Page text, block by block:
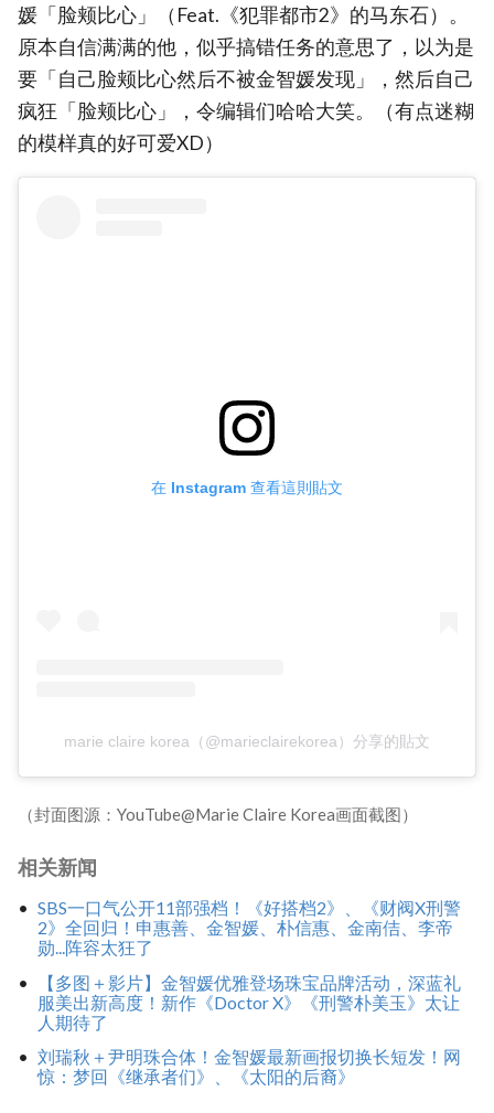
媛「脸颊比心」（Feat.《犯罪都市2》的马东石）。
原本自信满满的他，似乎搞错任务的意思了，以为是
要「自己脸颊比心然后不被金智媛发现」，然后自己
疯狂「脸颊比心」，令编辑们哈哈大笑。（有点迷糊
的模样真的好可爱XD）
在 Instagram 查看這則貼文
marie claire korea（@marieclairekorea）分享的貼文
（封面图源：YouTube@Marie Claire Korea画面截图）
相关新闻
SBS一口气公开11部强档！《好搭档2》、《财阀X刑警
2》全回归！申惠善、金智媛、朴信惠、金南佶、李帝
勋...阵容太狂了
【多图＋影片】金智媛优雅登场珠宝品牌活动，深蓝礼
服美出新高度！新作《Doctor X》《刑警朴美玉》太让
人期待了
刘瑞秋＋尹明珠合体！金智媛最新画报切换长短发！网
惊：梦回《继承者们》、《太阳的后裔》